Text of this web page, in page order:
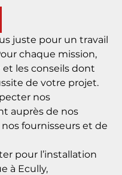
juste pour un travail
chaque mission,
les conseils dont
de votre projet.
nos
auprès de nos
fournisseurs et de
pour l’installation
à Ecully,